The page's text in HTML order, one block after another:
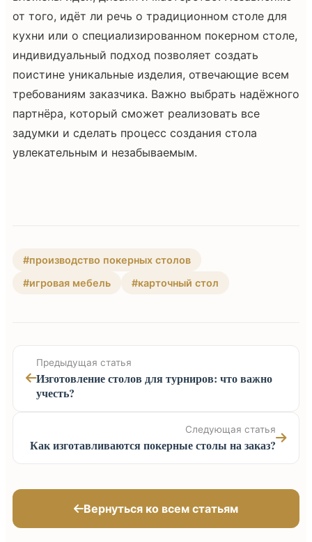
от того, идёт ли речь о традиционном столе для
кухни или о специализированном покерном столе,
индивидуальный подход позволяет создать
поистине уникальные изделия, отвечающие всем
требованиям заказчика. Важно выбрать надёжного
партнёра, который сможет реализовать все
задумки и сделать процесс создания стола
увлекательным и незабываемым.
#производство покерных столов
#игровая мебель
#карточный стол
Предыдущая статья
Изготовление столов для турниров: что важно
учесть?
Следующая статья
Как изготавливаются покерные столы на заказ?
Вернуться ко всем статьям